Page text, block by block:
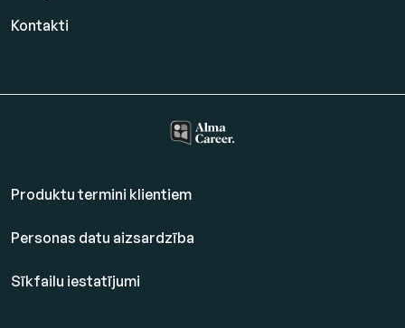
Kontakti
Produktu termini klientiem
Personas datu aizsardzība
Sīkfailu iestatījumi